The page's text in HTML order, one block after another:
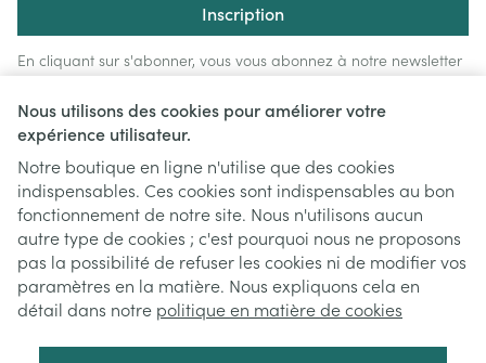
Nous utilisons des cookies pour améliorer votre
expérience utilisateur.
Notre boutique en ligne n'utilise que des cookies
indispensables. Ces cookies sont indispensables au bon
fonctionnement de notre site. Nous n'utilisons aucun
autre type de cookies ; c'est pourquoi nous ne proposons
pas la possibilité de refuser les cookies ni de modifier vos
paramètres en la matière. Nous expliquons cela en
détail dans notre politique en matière de cookies
Inscription
En cliquant sur s'abonner, vous vous abonnez à notre newsletter
et acceptez notrepolitique de confidentialité.
Liens légaux